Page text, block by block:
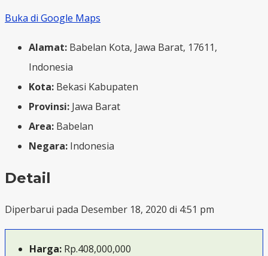
Buka di Google Maps
Alamat: Babelan Kota, Jawa Barat, 17611,
Indonesia
Kota: Bekasi Kabupaten
Provinsi: Jawa Barat
Area: Babelan
Negara: Indonesia
Detail
Diperbarui pada Desember 18, 2020 di 4:51 pm
Harga: Rp.408,000,000